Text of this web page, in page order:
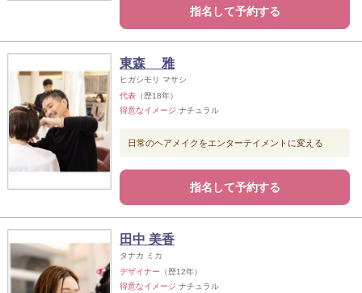
指名して予約する
東森 雅
ヒガシモリ マサシ
代表 （歴18年）
得意なイメージ ナチュラル
日常のヘアメイクをエンターテイメントに変える
指名して予約する
田中 美香
タナカ ミカ
デザイナー （歴12年）
得意なイメージ ナチュラル